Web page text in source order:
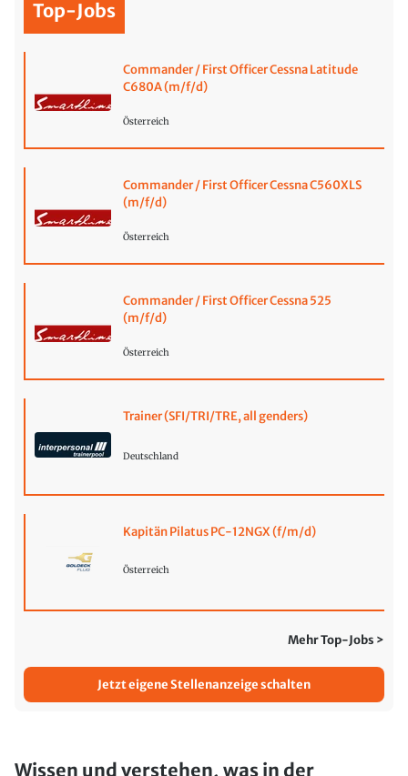
Top-Jobs
Commander / First Officer Cessna Latitude
C680A (m/f/d)
Österreich
Commander / First Officer Cessna C560XLS
(m/f/d)
Österreich
Commander / First Officer Cessna 525
(m/f/d)
Österreich
Trainer (SFI/TRI/TRE, all genders)
Deutschland
Kapitän Pilatus PC-12NGX (f/m/d)
Österreich
Mehr Top-Jobs >
Jetzt eigene Stellenanzeige schalten
Wissen und verstehen, was in der